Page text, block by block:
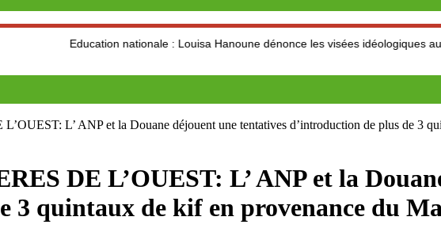
nationale : Louisa Hanoune dénonce les visées idéologiques au dépend du
L’ ANP et la Douane déjouent une tentatives d’introduction de plus de 3
DE L’OUEST: L’ ANP et la
3 quintaux de kif en provenance du